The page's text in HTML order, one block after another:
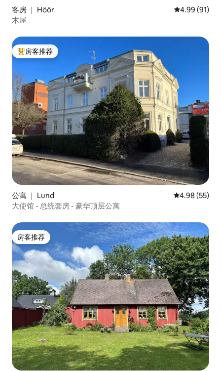
客房 ｜ Höör 平均评分
4.99 (91)
木屋
热门「房客推荐」
房客推荐
公寓 ｜ Lund 平均评分
4.98 (55)
大使馆 - 总统套房 - 豪华顶层公寓
房客推荐
房客推荐